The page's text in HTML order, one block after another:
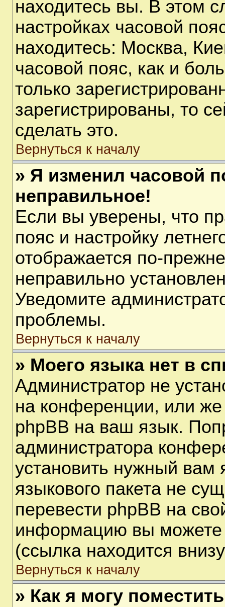
находитесь вы. В этом
настройках часовой
находитесь: Москва,
часовой пояс, как и
только
зарегистрированы, то
сделать это.
Вернуться к началу
» Я изменил часовой
неправильное!
Если вы уверены, что
пояс и настройку
отображается по-
неправильно
Уведомите
проблемы.
Вернуться к началу
» Моего языка нет в
Администратор не
на конференции, или же
phpBB на ваш язык.
администратора
установить нужный вам
языкового пакета не
перевести phpBB на
информацию вы можете
(ссылка находится
Вернуться к началу
» Как я могу